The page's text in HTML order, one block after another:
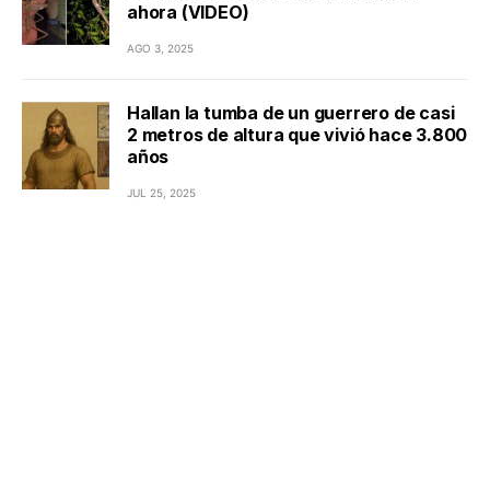
ahora (VIDEO)
AGO 3, 2025
Hallan la tumba de un guerrero de casi
2 metros de altura que vivió hace 3.800
años
JUL 25, 2025